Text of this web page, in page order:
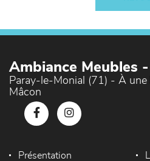
Ambiance Meubles
Paray-le-Monial (71) - À une
Mâcon
Présentation